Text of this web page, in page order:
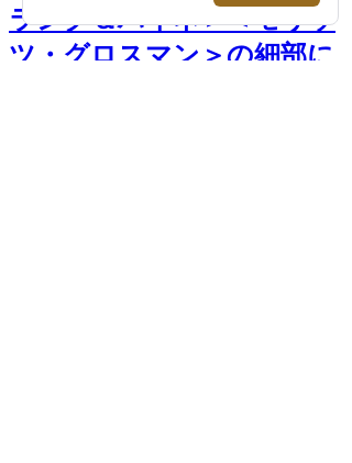
ラング＆ハイネ＞＜モリッ
ツ・グロスマン＞の細部に